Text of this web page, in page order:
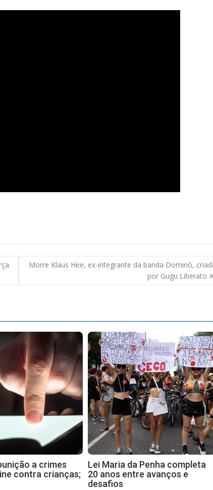
Morre Klaus Hee, ex-integrante da banda Dominó,
por Gugu Liberato
a crimes
contra crianças;
Lei Maria da Penha completa
20 anos entre avanços e
desafios